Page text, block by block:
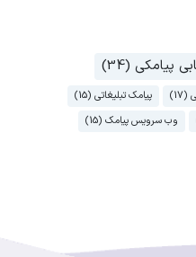
پیامکی (34)
پیامک تبلیغاتی (15)
وب سرویس پیامک (15)